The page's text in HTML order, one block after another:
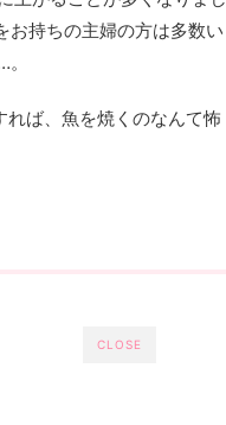
お持ちの主婦の方は多数い
ば、魚を焼くのなんて怖
CLOSE